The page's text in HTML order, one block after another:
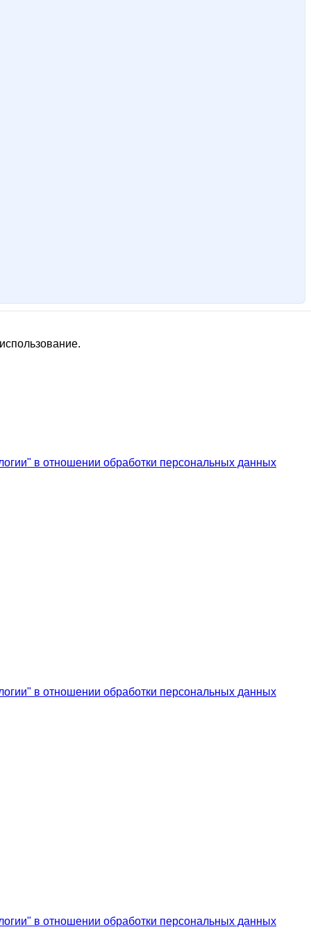
в отношении обработки персональных данных
в отношении обработки персональных данных
в отношении обработки персональных данных